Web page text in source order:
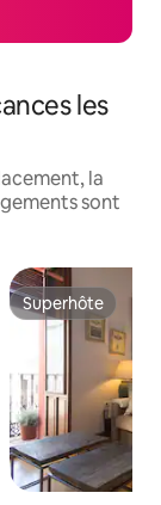
les
la
sont
Superhôte
Superhôte